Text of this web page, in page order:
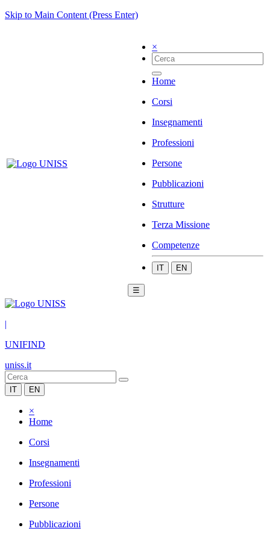
Skip to Main Content (Press Enter)
×
Home
Corsi
Insegnamenti
Professioni
Persone
Pubblicazioni
Strutture
Terza Missione
Competenze
IT EN
☰
|
UNIFIND
uniss.it
IT EN
×
Home
Corsi
Insegnamenti
Professioni
Persone
Pubblicazioni